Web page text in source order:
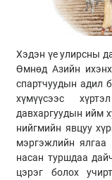
Хэдэн үе улирсны
Өмнөд Азийн
спартчуудын адил
хүмүүсээс
давхаргуудын ийм
нийгмийн явцуу
мэргэжлийн
насан туршдаа
цэрэг болох